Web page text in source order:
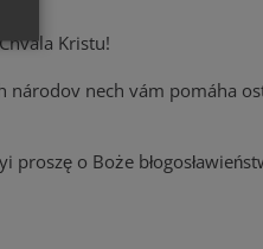
Kristu!
národov nech vám pomáha
o Boże